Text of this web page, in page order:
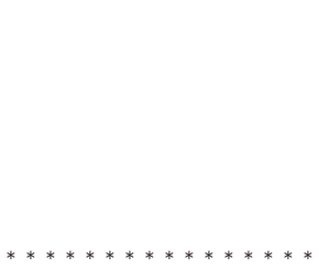
＊＊＊＊＊＊＊＊＊＊＊＊＊＊＊